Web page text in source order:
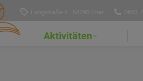
Aktivitäten